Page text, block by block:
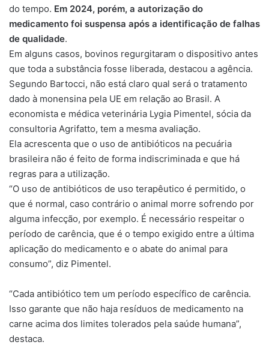
do tempo. Em 2024, porém, a autorização do
medicamento foi suspensa após a identificação de falhas
de qualidade.
Em alguns casos, bovinos regurgitaram o dispositivo antes
que toda a substância fosse liberada, destacou a agência.
Segundo Bartocci, não está claro qual será o tratamento
dado à monensina pela UE em relação ao Brasil. A
economista e médica veterinária Lygia Pimentel, sócia da
consultoria Agrifatto, tem a mesma avaliação.
Ela acrescenta que o uso de antibióticos na pecuária
brasileira não é feito de forma indiscriminada e que há
regras para a utilização.
“O uso de antibióticos de uso terapêutico é permitido, o
que é normal, caso contrário o animal morre sofrendo por
alguma infecção, por exemplo. É necessário respeitar o
período de carência, que é o tempo exigido entre a última
aplicação do medicamento e o abate do animal para
consumo”, diz Pimentel.
“Cada antibiótico tem um período específico de carência.
Isso garante que não haja resíduos de medicamento na
carne acima dos limites tolerados pela saúde humana”,
destaca.